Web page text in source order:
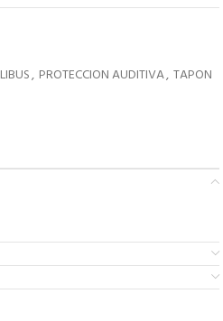
LIBUS, PROTECCION AUDITIVA, TAPON